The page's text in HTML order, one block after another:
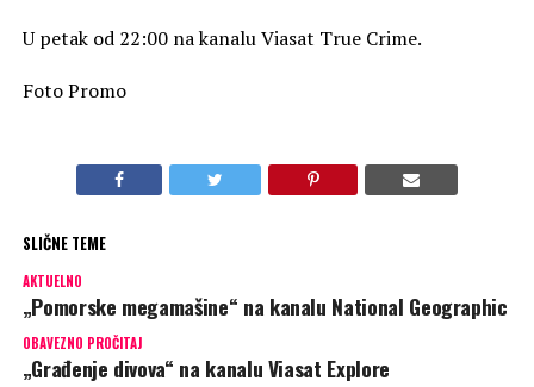
U petak od 22:00 na kanalu Viasat True Crime.
Foto Promo
SLIČNE TEME
AKTUELNO
„Pomorske megamašine“ na kanalu National Geographic
OBAVEZNO PROČITAJ
„Građenje divova“ na kanalu Viasat Explore